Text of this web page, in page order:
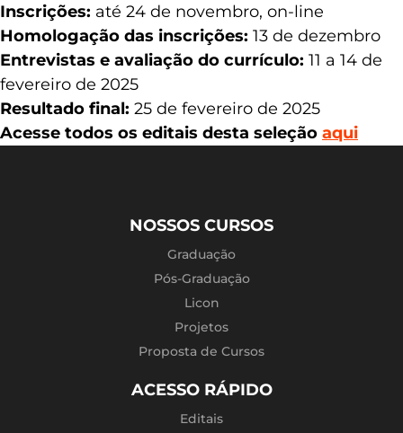
Inscrições: até 24 de novembro, on-line
Homologação das inscrições: 13 de dezembro
Entrevistas e avaliação do currículo: 11 a 14 de
fevereiro de 2025
Resultado final: 25 de fevereiro de 2025
Acesse todos os editais desta seleção aqui
NOSSOS CURSOS
Graduação
Pós-Graduação
Licon
Projetos
Proposta de Cursos
ACESSO RÁPIDO
Editais